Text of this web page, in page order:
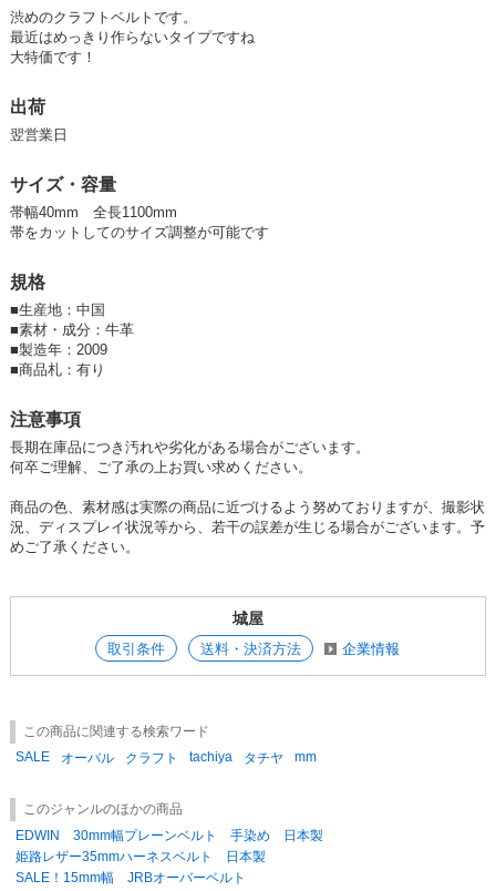
渋めのクラフトベルトです。
最近はめっきり作らないタイプですね
大特価です！
出荷
翌営業日
サイズ・容量
帯幅40mm 全長1100mm
帯をカットしてのサイズ調整が可能です
規格
■生産地：中国
■素材・成分：牛革
■製造年：2009
■商品札：有り
注意事項
長期在庫品につき汚れや劣化がある場合がございます。
何卒ご理解、ご了承の上お買い求めください。
商品の色、素材感は実際の商品に近づけるよう努めておりますが、撮影状
況、ディスプレイ状況等から、若干の誤差が生じる場合がございます。予
めご了承ください。
城屋
取引条件 送料・決済方法 企業情報
この商品に関連する検索ワード
SALE
オーバル クラフト tachiya タチヤ mm
このジャンルのほかの商品
EDWIN 30mm幅プレーンベルト 手染め 日本製
姫路レザー35mmハーネスベルト 日本製
SALE！15mm幅 JRBオーバーベルト